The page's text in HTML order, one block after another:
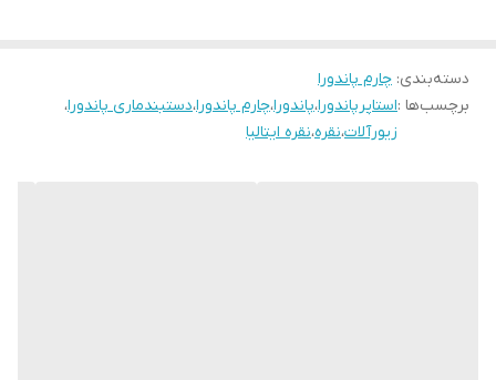
دسته‌بندی: چارم پاندورا
برچسب‌ها :استاپرپاندورا،پاندورا،چارم پاندورا،دستبندماری پاندورا،
زیورآلات،نقره،نقره ایتالیا